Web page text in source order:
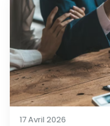
17 Avril 2026